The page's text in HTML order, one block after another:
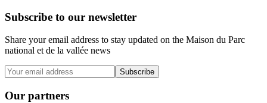
Subscribe to our newsletter
Share your email address to stay updated on the Maison du Parc
national et de la vallée news
Subscribe
Our partners